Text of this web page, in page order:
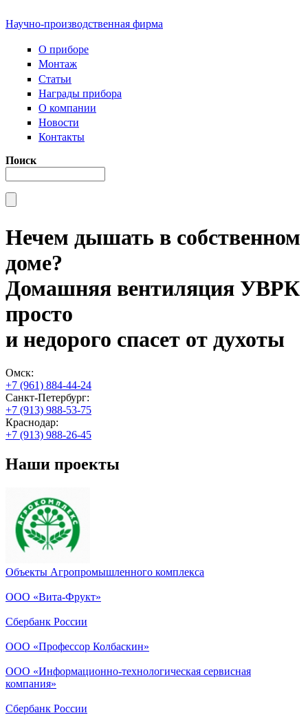
Научно-производственная фирма
О приборе
Монтаж
Статьи
Награды прибора
О компании
Новости
Контакты
Поиск
Нечем дышать в собственном
доме?
Домашняя вентиляция УВРК
просто
и недорого спасет от духоты
Омск:
+7 (961) 884-44-24
Санкт-Петербург:
+7 (913) 988-53-75
Краснодар:
+7 (913) 988-26-45
Наши проекты
Объекты Агропромышленного комплекса
ООО «Вита-Фрукт»
Сбербанк России
ООО «Профессор Колбаскин»
ООО «Информационно-технологическая сервисная
компания»
Сбербанк России